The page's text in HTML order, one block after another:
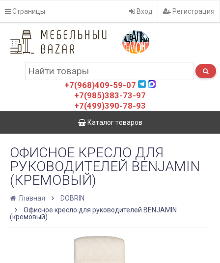
Страницы Вход Регистрация
+7(968)409-59-07
+7(985)383-73-97
+7(499)390-78-93
Каталог товаров
ОФИСНОЕ КРЕСЛО ДЛЯ
РУКОВОДИТЕЛЕЙ BENJAMIN
(КРЕМОВЫЙ)
Главная
DOBRIN
Офисное кресло для руководителей BENJAMIN
(кремовый)